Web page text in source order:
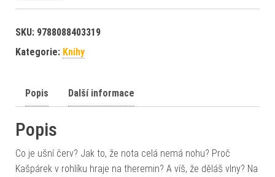
SKU: 9788088403319
Kategorie: Knihy
Popis Další informace
Popis
Co je ušní červ? Jak to, že nota celá nemá nohu? Proč
Kašpárek v rohlíku hraje na theremin? A víš, že děláš vlny? Na